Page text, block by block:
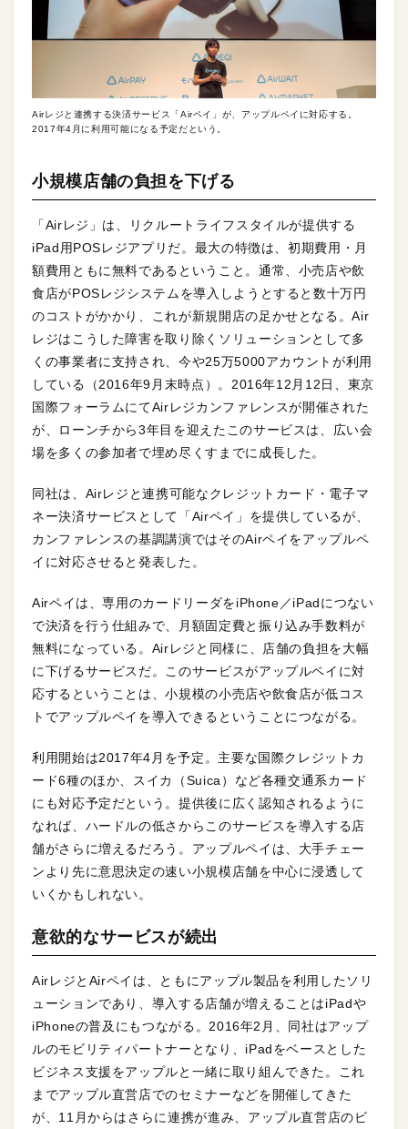
Airレジと連携する決済サービス「Airペイ」が、アップルペイに対応する。
2017年4月に利用可能になる予定だという。
小規模店舗の負担を下げる
「Airレジ」は、リクルートライフスタイルが提供する
iPad用POSレジアプリだ。最大の特徴は、初期費用・月
額費用ともに無料であるということ。通常、小売店や飲
食店がPOSレジシステムを導入しようとすると数十万円
のコストがかかり、これが新規開店の足かせとなる。Air
レジはこうした障害を取り除くソリューションとして多
くの事業者に支持され、今や25万5000アカウントが利用
している（2016年9月末時点）。2016年12月12日、東京
国際フォーラムにてAirレジカンファレンスが開催された
が、ローンチから3年目を迎えたこのサービスは、広い会
場を多くの参加者で埋め尽くすまでに成長した。
同社は、Airレジと連携可能なクレジットカード・電子マ
ネー決済サービスとして「Airペイ」を提供しているが、
カンファレンスの基調講演ではそのAirペイをアップルペ
イに対応させると発表した。
Airペイは、専用のカードリーダをiPhone／iPadにつない
で決済を行う仕組みで、月額固定費と振り込み手数料が
無料になっている。Airレジと同様に、店舗の負担を大幅
に下げるサービスだ。このサービスがアップルペイに対
応するということは、小規模の小売店や飲食店が低コス
トでアップルペイを導入できるということにつながる。
利用開始は2017年4月を予定。主要な国際クレジットカ
ード6種のほか、スイカ（Suica）など各種交通系カード
にも対応予定だという。提供後に広く認知されるように
なれば、ハードルの低さからこのサービスを導入する店
舗がさらに増えるだろう。アップルペイは、大手チェー
ンより先に意思決定の速い小規模店舗を中心に浸透して
いくかもしれない。
意欲的なサービスが続出
AirレジとAirペイは、ともにアップル製品を利用したソリ
ューションであり、導入する店舗が増えることはiPadや
iPhoneの普及にもつながる。2016年2月、同社はアップ
ルのモビリティパートナーとなり、iPadをベースとした
ビジネス支援をアップルと一緒に取り組んできた。これ
までアップル直営店でのセミナーなどを開催してきた
が、11月からはさらに連携が進み、アップル直営店のビ